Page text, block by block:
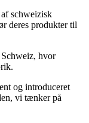
schweizisk
deres produkter til
hvor
og introduceret
vi tænker på